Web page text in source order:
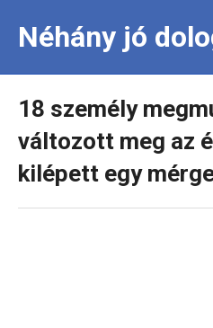
Néhány jó
18 személy
változott meg az
kilépett egy